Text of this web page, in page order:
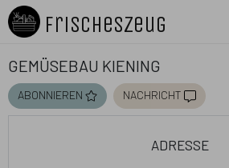
FrischesZeug
Gemüsebau Kiening
abonnieren nachricht
adresse